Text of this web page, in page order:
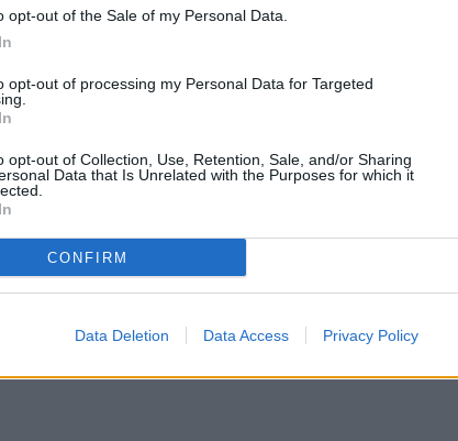
opt-out of the Sale of my Personal Data.
opt-out of processing my Personal Data for Targeted
opt-out of Collection, Use, Retention, Sale, and/or Sharing
Data that Is Unrelated with the Purposes for which it
CONFIRM
Data Deletion Data Access Privacy Policy
16 GB 26 GB
50 GB